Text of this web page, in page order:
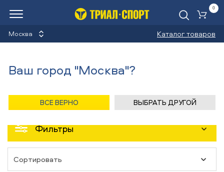
Москва Каталог товаров
0
Назад Каталог
Показать все товарные группы
Фильтры
Ваш город "Москва"?
ВСЕ ВЕРНО ВЫБРАТЬ ДРУГОЙ